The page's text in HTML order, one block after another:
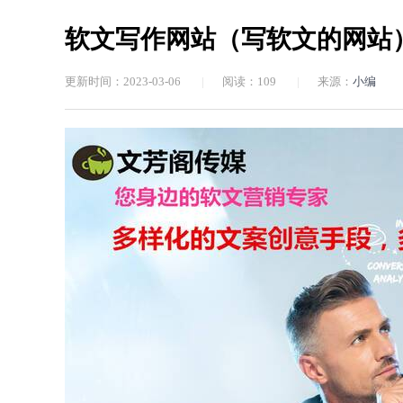
软文写作网站（写软文的网站
更新时间：2023-03-06 阅读： 109 来源： 小编